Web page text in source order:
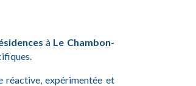
à Le Chambon-
réactive, expérimentée et